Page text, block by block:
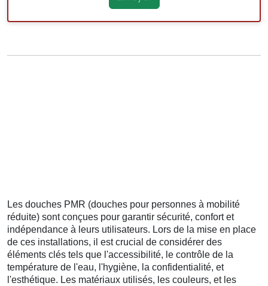
Les douches PMR (douches pour personnes à mobilité
réduite) sont conçues pour garantir sécurité, confort et
indépendance à leurs utilisateurs. Lors de la mise en place
de ces installations, il est crucial de considérer des
éléments clés tels que l'accessibilité, le contrôle de la
température de l'eau, l'hygiène, la confidentialité, et
l'esthétique. Les matériaux utilisés, les couleurs, et les